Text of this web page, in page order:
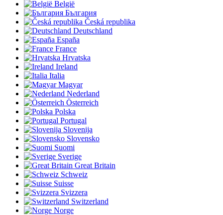
België
България
Česká republika
Deutschland
España
France
Hrvatska
Ireland
Italia
Magyar
Nederland
Österreich
Polska
Portugal
Slovenija
Slovensko
Suomi
Sverige
Great Britain
Schweiz
Suisse
Svizzera
Switzerland
Norge